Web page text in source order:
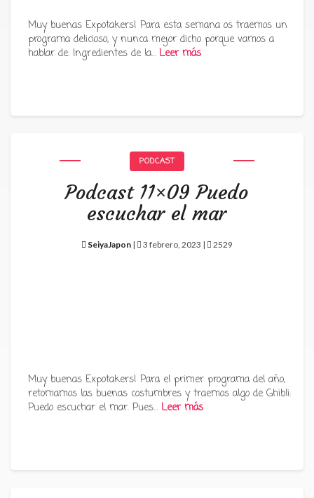
Muy buenas Expotakers! Para esta semana os traemos un
programa delicioso, y nunca mejor dicho porque vamos a
hablar de: Ingredientes de la… Leer más
PODCAST
Podcast 11×09 Puedo
escuchar el mar
SeiyaJapon | 3 febrero, 2023 | 2529
Muy buenas Expotakers! Para el primer programa del año,
retomamos las buenas costumbres y traemos algo de Ghibli:
Puedo escuchar el mar. Pues… Leer más